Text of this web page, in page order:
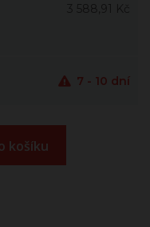
3 588,91 Kč
7 - 10 dní
košíku